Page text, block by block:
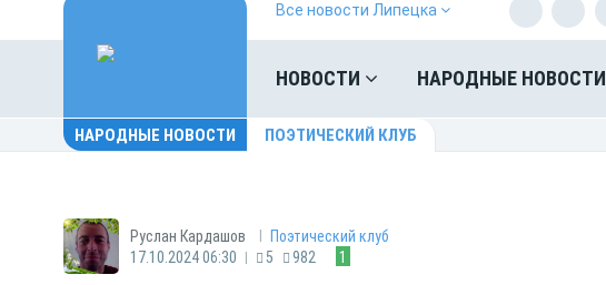
Все новости Липецка
НОВОСТИ НАРОДНЫЕ НОВОСТИ
НАРОДНЫЕ НОВОСТИ ПОЭТИЧЕСКИЙ КЛУБ
Руслан Кардашов |
Поэтический клуб
17.10.2024 06:30 | 5 982 1